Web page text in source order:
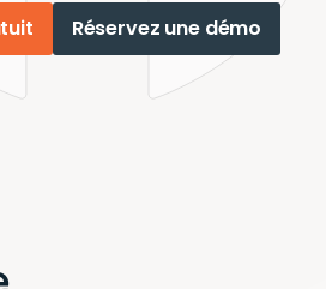
Réservez une démo